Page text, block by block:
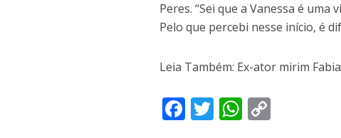
Peres. “Sei que a Vanessa é
Pelo que percebi nesse início, é
Leia Também: Ex-ator mirim
F T W